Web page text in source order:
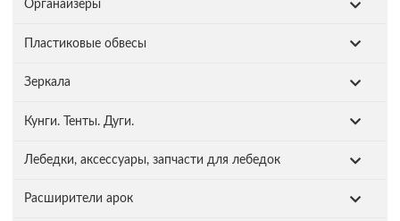
Органайзеры
Пластиковые обвесы
Зеркала
Кунги. Тенты. Дуги.
Лебедки, аксессуары, запчасти для лебедок
Расширители арок